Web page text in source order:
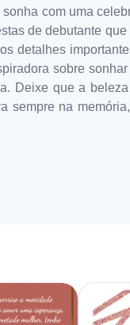
com uma
de debutante
detalhes
sobre
Deixe que a
sempre na